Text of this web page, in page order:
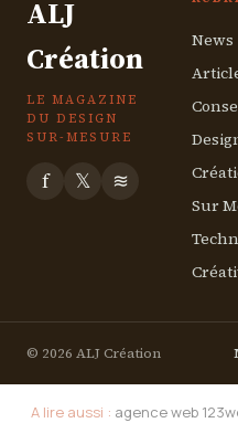
ALJ
Création
LE MAGAZINE
DU DESIGN
SUR-MESURE
f 𝕏 ≋
News
Sur
© 2026 ALJ Création
A lire aussi : agence web